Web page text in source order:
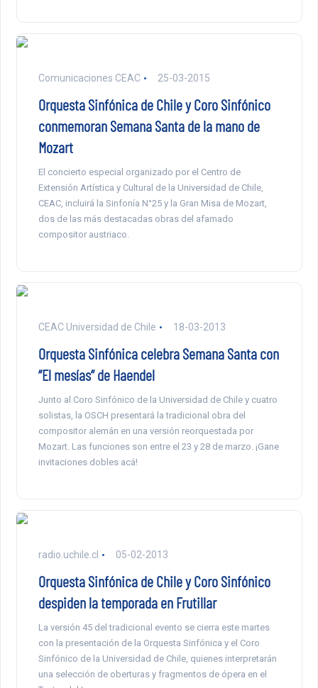
Comunicaciones CEAC 25-03-2015
Orquesta Sinfónica de Chile y Coro Sinfónico
conmemoran Semana Santa de la mano de
Mozart
El concierto especial organizado por el Centro de
Extensión Artística y Cultural de la Universidad de Chile,
CEAC, incluirá la Sinfonía N°25 y la Gran Misa de Mozart,
dos de las más destacadas obras del afamado
compositor austriaco.
CEAC Universidad de Chile 18-03-2013
Orquesta Sinfónica celebra Semana Santa con
“El mesías” de Haendel
Junto al Coro Sinfónico de la Universidad de Chile y cuatro
solistas, la OSCH presentará la tradicional obra del
compositor alemán en una versión reorquestada por
Mozart. Las funciones son entre el 23 y 28 de marzo. ¡Gane
invitaciones dobles acá!
radio.uchile.cl 05-02-2013
Orquesta Sinfónica de Chile y Coro Sinfónico
despiden la temporada en Frutillar
La versión 45 del tradicional evento se cierra este martes
con la presentación de la Orquesta Sinfónica y el Coro
Sinfónico de la Universidad de Chile, quienes interpretarán
una selección de oberturas y fragmentos de ópera en el